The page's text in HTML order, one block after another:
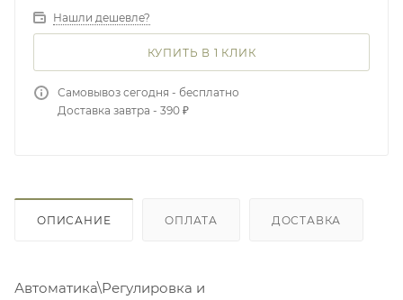
Нашли дешевле?
КУПИТЬ В 1 КЛИК
Самовывоз сегодня - бесплатно
Доставка завтра - 390 ₽
ОПИСАНИЕ ОПЛАТА ДОСТАВКА
Автоматика\Регулировка и